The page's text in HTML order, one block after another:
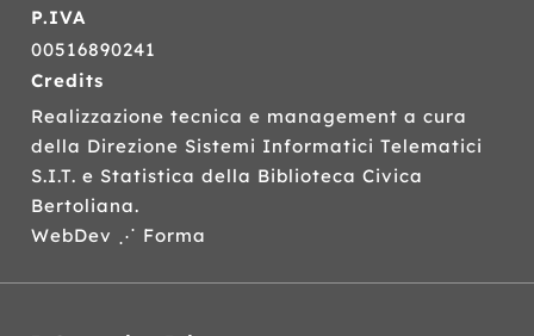
P.IVA
00516890241
Credits
Realizzazione tecnica e management a cura
della Direzione Sistemi Informatici Telematici
S.I.T. e Statistica della Biblioteca Civica
Bertoliana.
WebDev ⋰ Forma